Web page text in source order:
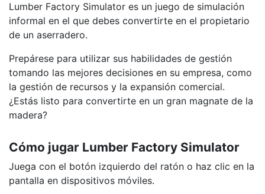
Lumber Factory Simulator es un juego de simulación
informal en el que debes convertirte en el propietario
de un aserradero.
Prepárese para utilizar sus habilidades de gestión
tomando las mejores decisiones en su empresa, como
la gestión de recursos y la expansión comercial.
¿Estás listo para convertirte en un gran magnate de la
madera?
Cómo jugar Lumber Factory Simulator
Juega con el botón izquierdo del ratón o haz clic en la
pantalla en dispositivos móviles.